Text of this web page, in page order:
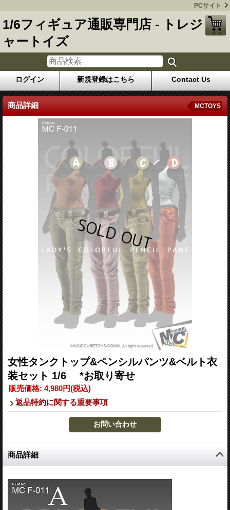
PCサイト
1/6フィギュア通販専門店 - トレジ
ャートイズ
ログイン 新規登録はこちら Contact Us
商品詳細 MCTOYS
女性タンクトップ&ペンシルパンツ&ベルト衣
装セット 1/6 *お取り寄せ
販売価格: 4,980円(税込)
返品特約に関する重要事項
商品詳細